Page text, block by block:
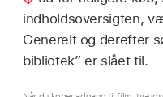
indholdsoversigten,
Generelt og derefter
bibliotek” er slået til.